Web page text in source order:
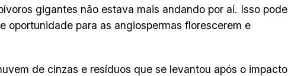
gigantes não estava mais andando por aí. Isso pode
oportunidade para as angiospermas florescerem e
de cinzas e resíduos que se levantou após o impacto